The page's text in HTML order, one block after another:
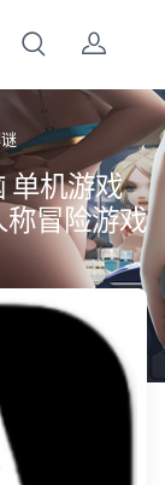
单机游戏
冒险游戏